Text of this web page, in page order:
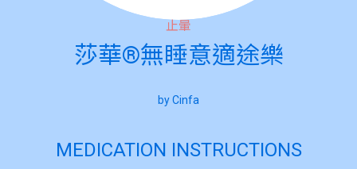
止暈
莎華®無睡意適途樂
by Cinfa
MEDICATION INSTRUCTIONS